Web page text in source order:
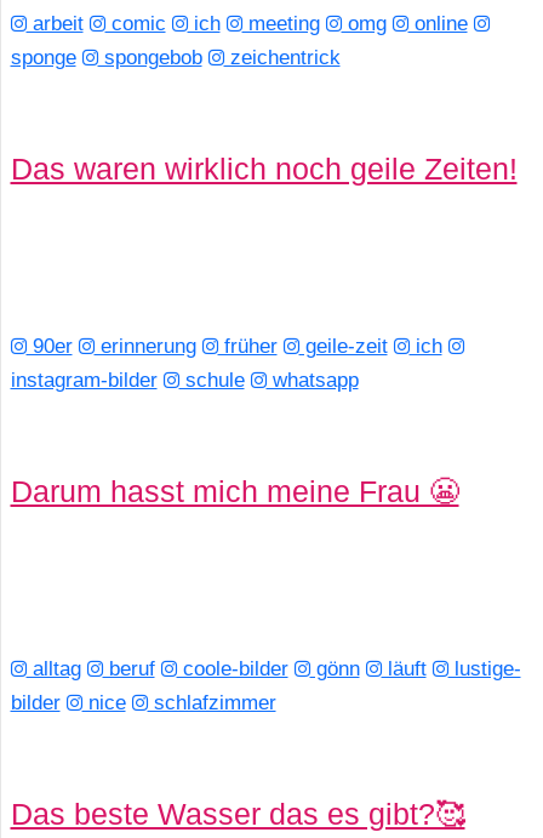
arbeit comic ich meeting omg
online
sponge
spongebob zeichentrick
Das waren wirklich noch geile Zeiten!
90er erinnerung früher geile-zeit
ich
instagram-bilder
schule whatsapp
Darum hasst mich meine Frau 😬
alltag beruf coole-bilder gönn läuft
lustige-
bilder
nice schlafzimmer
Das beste Wasser das es gibt?🥰